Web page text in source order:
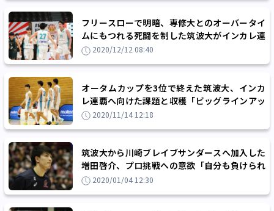
フリースローで明暗、専修大とのオーバータイ
ムにもつれる死闘を制した筑波大がインカレ連
覇まであと2勝に迫る
2020/12/12 08:40
オータムカップを3位で終えた筑波大、インカ
レ連覇へ向けた課題と収穫「ビッグラインアッ
プで勝ちきりたい」
2020/11/14 12:18
筑波大から川崎ブレイブサンダースへ加入した
増田啓介、プロ挑戦への意欲「自分も負けられ
ない」2020/01/04 12:30